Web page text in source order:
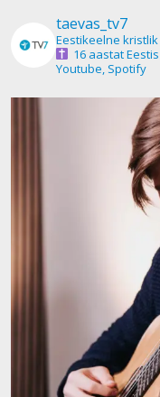
taevas_tv7
Eestikeelne
16 aastat Eestis
Youtube, Spotify